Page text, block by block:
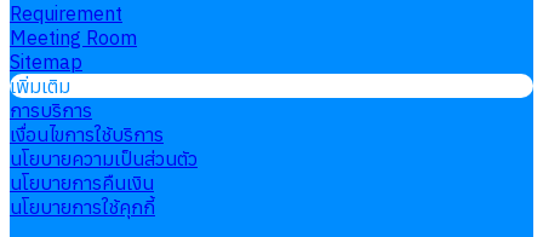
Requirement
Meeting Room
Sitemap
เพิ่มเติม
การบริการ
เงื่อนไขการใช้บริการ
นโยบายความเป็นส่วนตัว
นโยบายการคืนเงิน
นโยบายการใช้คุกกี้